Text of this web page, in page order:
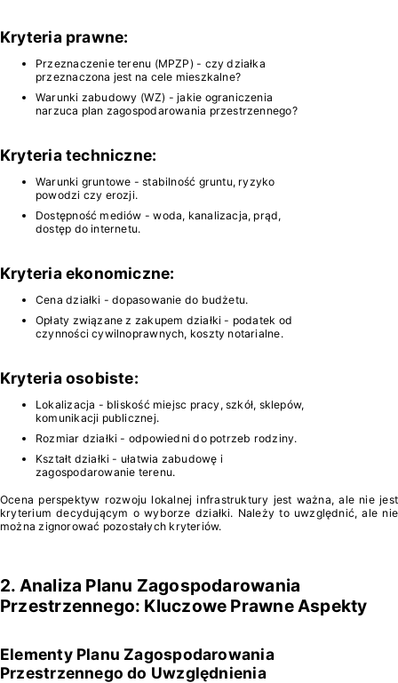
Kryteria prawne:
Przeznaczenie terenu (MPZP) - czy działka
przeznaczona jest na cele mieszkalne?
Warunki zabudowy (WZ) - jakie ograniczenia
narzuca plan zagospodarowania przestrzennego?
Kryteria techniczne:
Warunki gruntowe - stabilność gruntu, ryzyko
powodzi czy erozji.
Dostępność mediów - woda, kanalizacja, prąd,
dostęp do internetu.
Kryteria ekonomiczne:
Cena działki - dopasowanie do budżetu.
Opłaty związane z zakupem działki - podatek od
czynności cywilnoprawnych, koszty notarialne.
Kryteria osobiste:
Lokalizacja - bliskość miejsc pracy, szkół, sklepów,
komunikacji publicznej.
Rozmiar działki - odpowiedni do potrzeb rodziny.
Kształt działki - ułatwia zabudowę i
zagospodarowanie terenu.
Ocena perspektyw rozwoju lokalnej infrastruktury jest ważna, ale nie jest
kryterium decydującym o wyborze działki. Należy to uwzględnić, ale nie
można zignorować pozostałych kryteriów.
2. Analiza Planu Zagospodarowania
Przestrzennego: Kluczowe Prawne Aspekty
Elementy Planu Zagospodarowania
Przestrzennego do Uwzględnienia